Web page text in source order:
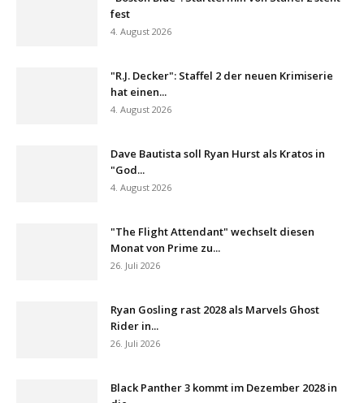
fest
4. August 2026
"R.J. Decker": Staffel 2 der neuen Krimiserie
hat einen...
4. August 2026
Dave Bautista soll Ryan Hurst als Kratos in
"God...
4. August 2026
"The Flight Attendant" wechselt diesen
Monat von Prime zu...
26. Juli 2026
Ryan Gosling rast 2028 als Marvels Ghost
Rider in...
26. Juli 2026
Black Panther 3 kommt im Dezember 2028 in